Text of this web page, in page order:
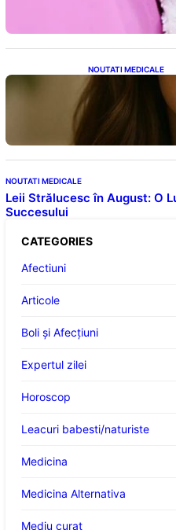
NOUTATI MEDICALE
Ceaiul –
Descoperiri
consumului
NOUTATI MEDICALE
Leii Strălucesc în August: O
Succesului
CATEGORIES
Afectiuni
Articole
Boli și Afecțiuni
Expertul zilei
Horoscop
Leacuri babesti/naturiste
Medicina
Medicina Alternativa
Mediu curat